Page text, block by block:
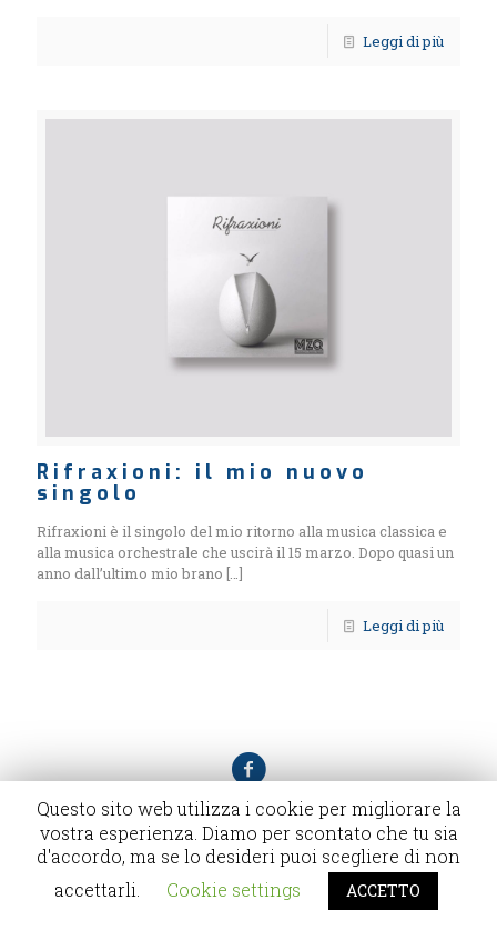
Leggi di più
Rifraxioni: il mio nuovo
singolo
Rifraxioni è il singolo del mio ritorno alla musica classica e
alla musica orchestrale che uscirà il 15 marzo. Dopo quasi un
anno dall’ultimo mio brano […]
Leggi di più
Designed by Wikiamo - Andrea Montemurro -Privacy
Policy
Questo sito web utilizza i cookie per migliorare la
vostra esperienza. Diamo per scontato che tu sia
d'accordo, ma se lo desideri puoi scegliere di non
accettarli.
Cookie settings ACCETTO